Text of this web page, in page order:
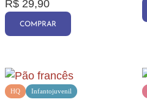
R$ 29,90
COMPRAR
HQ Infantojuvenil